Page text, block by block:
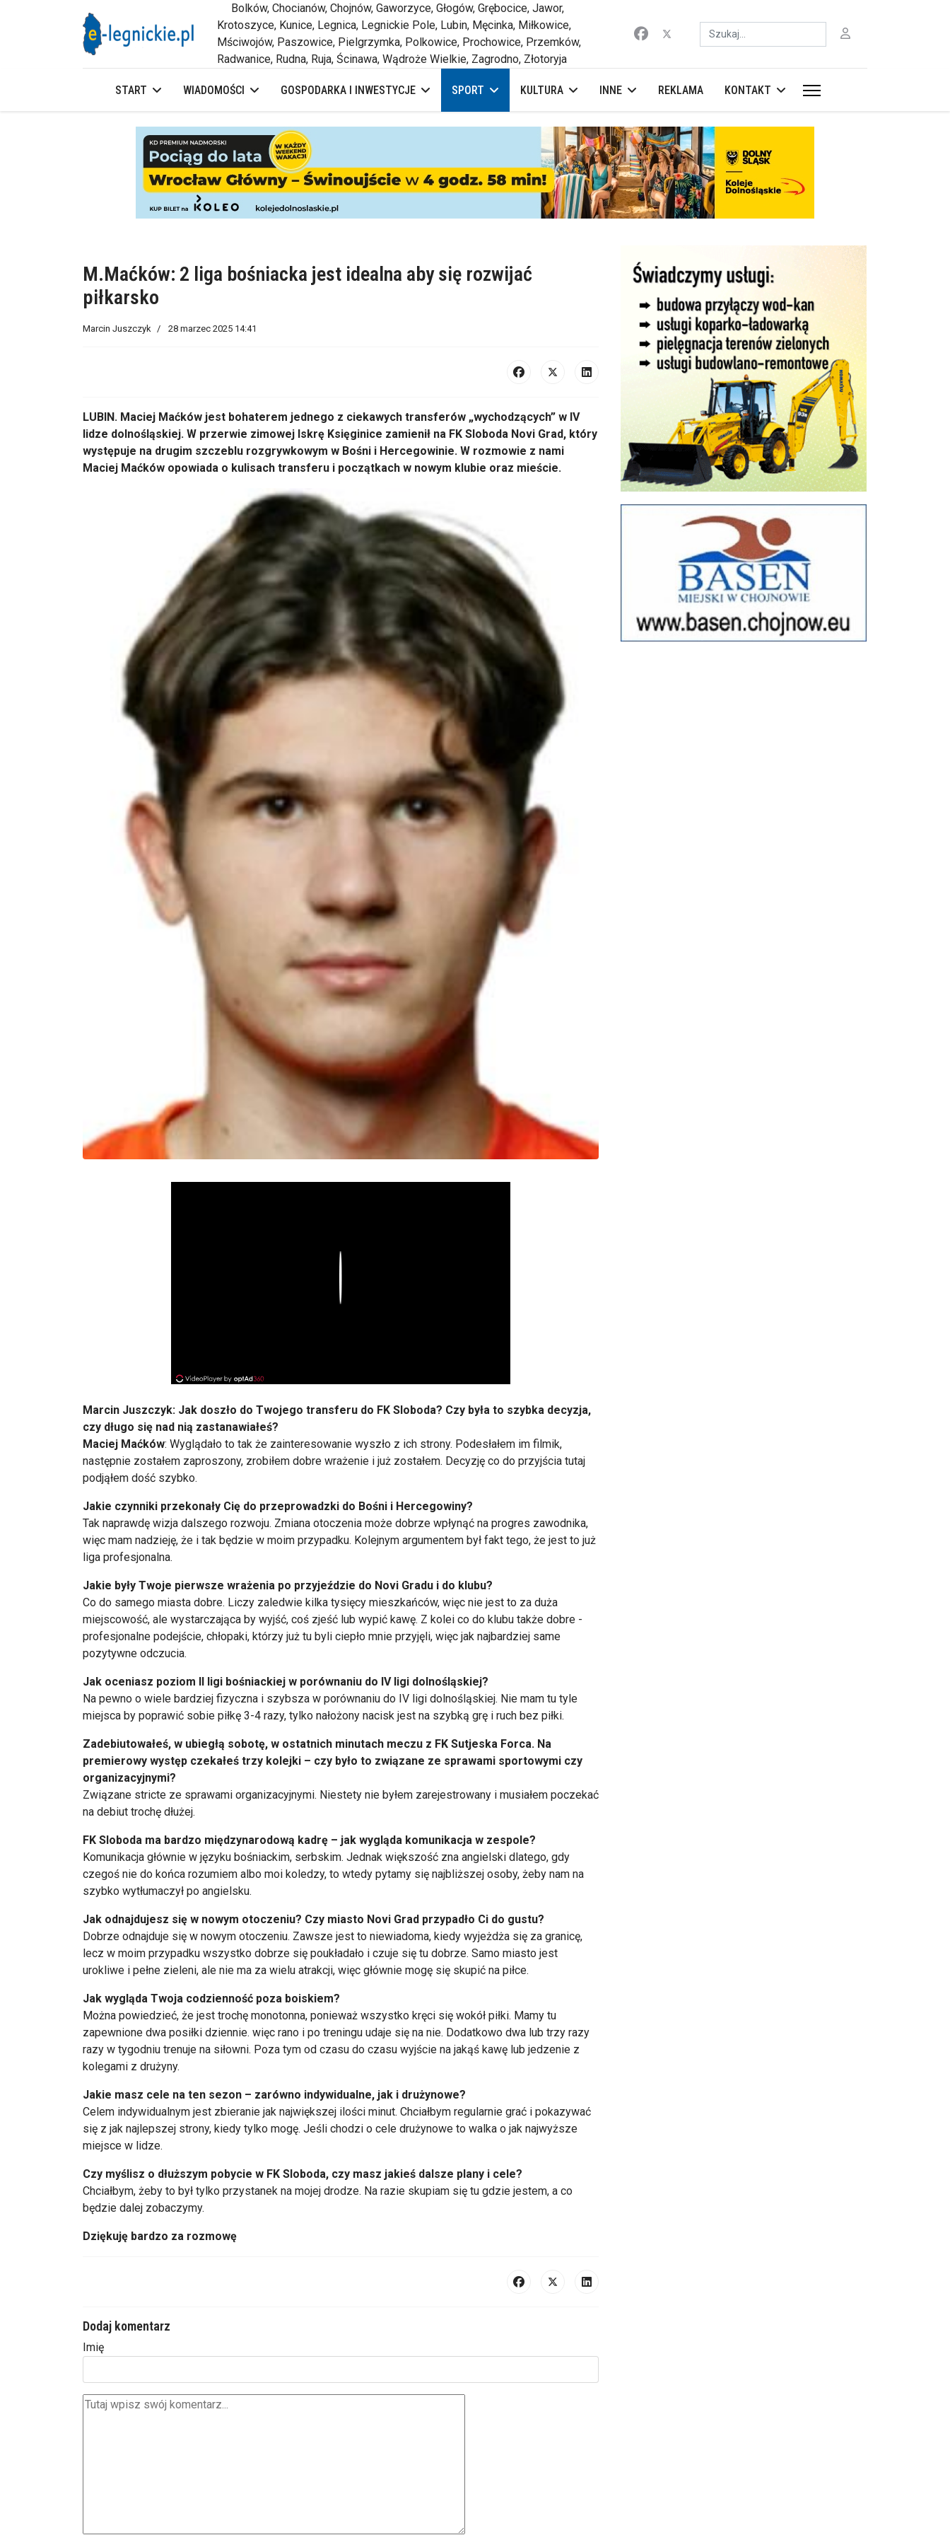
Bolków, Chocianów, Chojnów, Gaworzyce, Głogów, Grębocice, Jawor,
Krotoszyce, Kunice, Legnica, Legnickie Pole, Lubin, Męcinka, Miłkowice,
Mściwojów, Paszowice, Pielgrzymka, Polkowice, Prochowice, Przemków,
Radwanice, Rudna, Ruja, Ścinawa, Wądroże Wielkie, Zagrodno, Złotoryja
Szukaj
START WIADOMOŚCI GOSPODARKA I INWESTYCJE SPORT KULTURA INNE REKLAMA KONTAKT
M.Maćków: 2 liga bośniacka jest idealna aby się rozwijać
piłkarsko
Marcin Juszczyk 28 marzec 2025 14:41
LUBIN. Maciej Maćków jest bohaterem jednego z ciekawych transferów „wychodzących” w IV
lidze dolnośląskiej. W przerwie zimowej Iskrę Księginice zamienił na FK Sloboda Novi Grad, który
występuje na drugim szczeblu rozgrywkowym w Bośni i Hercegowinie. W rozmowie z nami
Maciej Maćków opowiada o kulisach transferu i początkach w nowym klubie oraz mieście.
Marcin Juszczyk: Jak doszło do Twojego transferu do FK Sloboda? Czy była to szybka decyzja,
czy długo się nad nią zastanawiałeś?
Maciej Maćków: Wyglądało to tak że zainteresowanie wyszło z ich strony. Podesłałem im filmik,
następnie zostałem zaproszony, zrobiłem dobre wrażenie i już zostałem. Decyzję co do przyjścia tutaj
podjąłem dość szybko.
Jakie czynniki przekonały Cię do przeprowadzki do Bośni i Hercegowiny?
Tak naprawdę wizja dalszego rozwoju. Zmiana otoczenia może dobrze wpłynąć na progres zawodnika,
więc mam nadzieję, że i tak będzie w moim przypadku. Kolejnym argumentem był fakt tego, że jest to już
liga profesjonalna.
Jakie były Twoje pierwsze wrażenia po przyjeździe do Novi Gradu i do klubu?
Co do samego miasta dobre. Liczy zaledwie kilka tysięcy mieszkańców, więc nie jest to za duża
miejscowość, ale wystarczająca by wyjść, coś zjeść lub wypić kawę. Z kolei co do klubu także dobre -
profesjonalne podejście, chłopaki, którzy już tu byli ciepło mnie przyjęli, więc jak najbardziej same
pozytywne odczucia.
Jak oceniasz poziom II ligi bośniackiej w porównaniu do IV ligi dolnośląskiej?
Na pewno o wiele bardziej fizyczna i szybsza w porównaniu do IV ligi dolnośląskiej. Nie mam tu tyle
miejsca by poprawić sobie piłkę 3-4 razy, tylko nałożony nacisk jest na szybką grę i ruch bez piłki.
Zadebiutowałeś, w ubiegłą sobotę, w ostatnich minutach meczu z FK Sutjeska Forca. Na
premierowy występ czekałeś trzy kolejki – czy było to związane ze sprawami sportowymi czy
organizacyjnymi?
Związane stricte ze sprawami organizacyjnymi. Niestety nie byłem zarejestrowany i musiałem poczekać
na debiut trochę dłużej.
FK Sloboda ma bardzo międzynarodową kadrę – jak wygląda komunikacja w zespole?
Komunikacja głównie w języku bośniackim, serbskim. Jednak większość zna angielski dlatego, gdy
czegoś nie do końca rozumiem albo moi koledzy, to wtedy pytamy się najbliższej osoby, żeby nam na
szybko wytłumaczył po angielsku.
Jak odnajdujesz się w nowym otoczeniu? Czy miasto Novi Grad przypadło Ci do gustu?
Dobrze odnajduje się w nowym otoczeniu. Zawsze jest to niewiadoma, kiedy wyjeżdża się za granicę,
lecz w moim przypadku wszystko dobrze się poukładało i czuje się tu dobrze. Samo miasto jest
urokliwe i pełne zieleni, ale nie ma za wielu atrakcji, więc głównie mogę się skupić na piłce.
Jak wygląda Twoja codzienność poza boiskiem?
Można powiedzieć, że jest trochę monotonna, ponieważ wszystko kręci się wokół piłki. Mamy tu
zapewnione dwa posiłki dziennie. więc rano i po treningu udaje się na nie. Dodatkowo dwa lub trzy razy
razy w tygodniu trenuje na siłowni. Poza tym od czasu do czasu wyjście na jakąś kawę lub jedzenie z
kolegami z drużyny.
Jakie masz cele na ten sezon – zarówno indywidualne, jak i drużynowe?
Celem indywidualnym jest zbieranie jak największej ilości minut. Chciałbym regularnie grać i pokazywać
się z jak najlepszej strony, kiedy tylko mogę. Jeśli chodzi o cele drużynowe to walka o jak najwyższe
miejsce w lidze.
Czy myślisz o dłuższym pobycie w FK Sloboda, czy masz jakieś dalsze plany i cele?
Chciałbym, żeby to był tylko przystanek na mojej drodze. Na razie skupiam się tu gdzie jestem, a co
będzie dalej zobaczymy.
Dziękuję bardzo za rozmowę
Dodaj komentarz
Imię